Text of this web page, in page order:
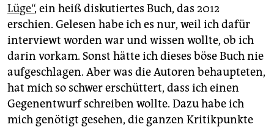
Lüge“, ein heiß diskutiertes Buch, das 2012
erschien. Gelesen habe ich es nur, weil ich dafür
interviewt worden war und wissen wollte, ob ich
darin vorkam. Sonst hätte ich dieses böse Buch nie
aufgeschlagen. Aber was die Autoren behaupteten,
hat mich so schwer erschüttert, dass ich einen
Gegenentwurf schreiben wollte. Dazu habe ich
mich genötigt gesehen, die ganzen Kritikpunkte